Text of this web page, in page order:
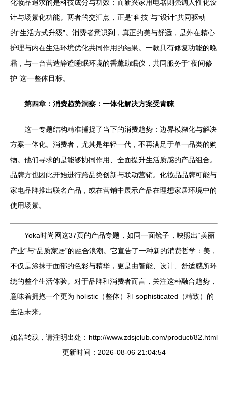
化妆品追求的是科技成分与功效；而新兴家用电器则强调人性化设
计与场景化功能。两者的交汇点，正是“科技”与“设计”共同驱动
的“生活方式升级”。消费者意识到，真正的美与舒适，是外在精心
护理与内在生活环境优化共同作用的结果。一款具有修复功能的晚
霜，与一台营造静谧睡眠环境的香薰助眠仪，共同服务于“夜间修
护”这一整体目标。
第四章：消费趋势洞察：一体化解决方案受青睐
这一专题结构精准捕捉了当下的消费趋势：边界模糊化与解决
方案一体化。消费者，尤其是年轻一代，不再满足于单一品类的购
物。他们寻求的是能够协同作用、全面提升生活质感的产品组合。
品牌方也因此开始进行跨品类创新与联动营销。化妆品品牌可能与
家电品牌推出联名产品，或在营销中展示产品在理想家居环境中的
使用场景。
Yoka时尚网这37页的产品专题，如同一面镜子，映照出“美丽
产业”与“品质家居”的融合浪潮。它宣告了一种新的消费哲学：美，
不仅是涂抹于面部的色彩与精华，更是由智能、设计、舒适感所环
绕的整个生活体验。对于品牌和消费者而言，关注这种融合趋势，
意味着拥抱一个更为 holistic（整体）和 sophisticated（精致）的
生活未来。
如若转载，请注明出处：http://www.zdsjclub.com/product/82.html
更新时间：2026-08-06 21:04:54